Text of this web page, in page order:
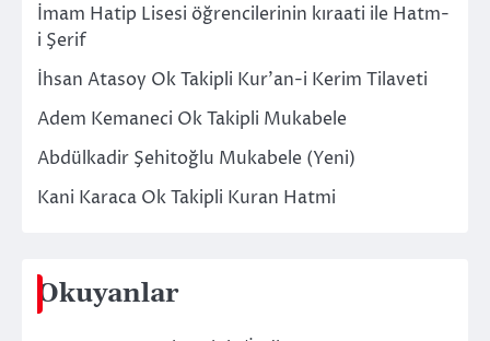
İmam Hatip Lisesi öğrencilerinin kıraati ile Hatm-
i Şerif
İhsan Atasoy Ok Takipli Kur’an-i Kerim Tilaveti
Adem Kemaneci Ok Takipli Mukabele
Abdülkadir Şehitoğlu Mukabele (Yeni)
Kani Karaca Ok Takipli Kuran Hatmi
Okuyanlar